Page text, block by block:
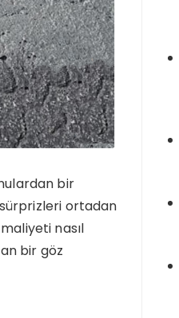
bir
ortadan
nasıl
bir göz